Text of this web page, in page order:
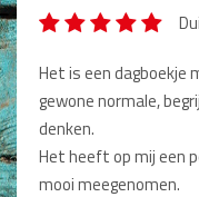
Titel review*
Beschrijving *
Het is een dagboekje
gewone normale,
denken.
Het heeft op mij een
mooi meegenomen.